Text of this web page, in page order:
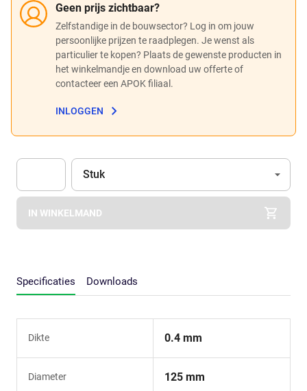
Geen prijs zichtbaar?
Zelfstandige in de bouwsector? Log in om jouw
persoonlijke prijzen te raadplegen. Je wenst als
particulier te kopen? Plaats de gewenste producten in
het winkelmandje en download uw offerte of
contacteer een APOK filiaal.
INLOGGEN
Apok.Product.Detail.AddToCart.Quantity (Optioneel)
Eenheid
Stuk
IN WINKELMAND
Specificaties Downloads
Dikte 0.4 mm
Diameter 125 mm